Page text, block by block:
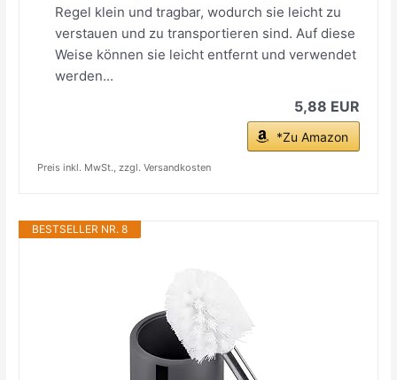
Regel klein und tragbar, wodurch sie leicht zu
verstauen und zu transportieren sind. Auf diese
Weise können sie leicht entfernt und verwendet
werden...
5,88 EUR
*Zu Amazon
Preis inkl. MwSt., zzgl. Versandkosten
BESTSELLER NR. 8